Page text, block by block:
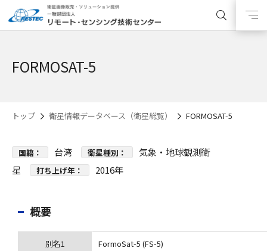
FORMOSAT-5
トップ 衛星情報データベース（衛星総覧） FORMOSAT-5
国籍： 台湾 衛星種別：
気象・地球観測衛
星
打ち上げ年： 2016年
概要
別名1
FormoSat-5 (FS-5)